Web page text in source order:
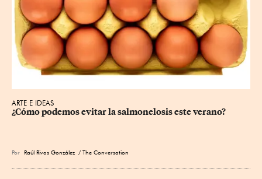
ARTE E IDEAS
¿Cómo podemos evitar la salmonelosis este verano?
Por Raúl Rivas González / The Conversation